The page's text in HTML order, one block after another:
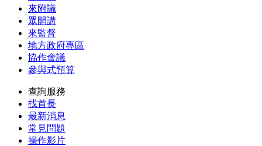
來附議
眾開講
來監督
地方政府專區
協作會議
參與式預算
查詢服務
找首長
最新消息
常見問題
操作影片